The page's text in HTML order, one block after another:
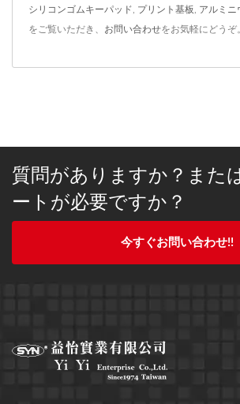
シリコンゴムキーパッド プリント基板 アルミニ
をご覧いただき、 お問い合わせをお気軽にどうぞ
質問がありますか？また
ートが必要ですか？
今すぐお問い合わせ!!